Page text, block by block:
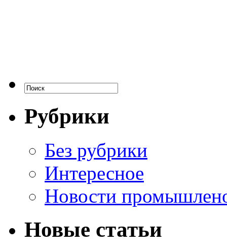
Рубрики
Без рубрики
Интересное
Новости
Новые статьи